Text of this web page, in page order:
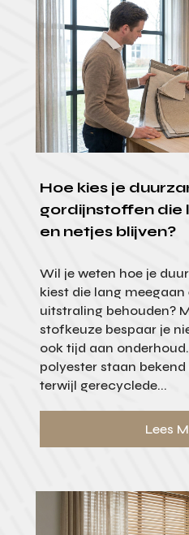
Hoe kies je
gordijnstoffen die
en netjes blijven?
Wil je weten hoe je
kiest die lang
uitstraling behouden?
stofkeuze bespaar je
ook tijd aan
polyester staan
terwijl gerecyclede...
Lees